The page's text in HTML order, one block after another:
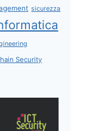
sicurezza
Security